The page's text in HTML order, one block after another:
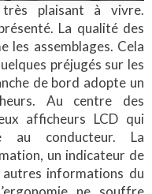
plaisant à vivre.
La qualité des
les assemblages. Cela
préjugés sur les
de bord adopte un
Au centre des
afficheurs LCD qui
au conducteur. La
un indicateur de
informations du